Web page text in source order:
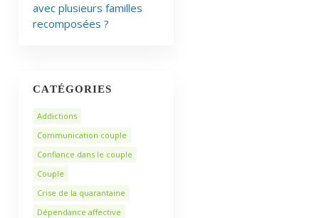
avec plusieurs familles
recomposées ?
CATÉGORIES
Addictions
Communication couple
Confiance dans le couple
Couple
Crise de la quarantaine
Dépendance affective